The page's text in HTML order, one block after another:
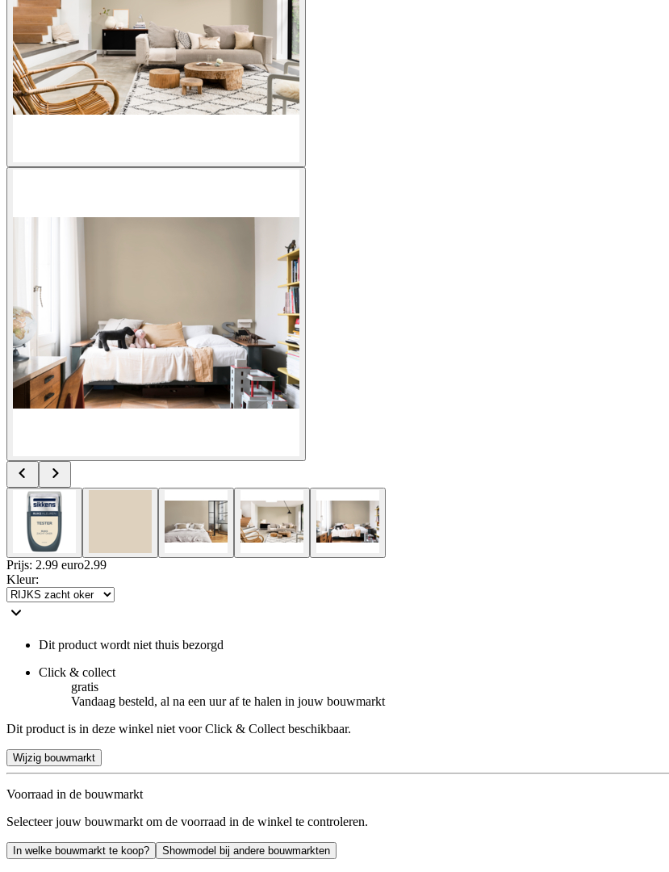
Prijs: 2.99 euro2.99
Kleur:
Dit product wordt niet thuis bezorgd
Click & collect
gratis
Vandaag besteld, al na een uur af te halen in jouw bouwmarkt
Dit product is in deze winkel niet voor Click & Collect beschikbaar.
Wijzig bouwmarkt
Voorraad in de bouwmarkt
Selecteer jouw bouwmarkt om de voorraad in de winkel te controleren.
In welke bouwmarkt te koop? Showmodel bij andere bouwmarkten